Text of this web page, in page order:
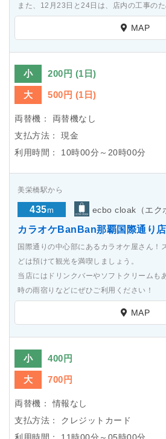
また、12月23日と24日は、店内の工事のた
MAP
小 200円 (1日)
大 500円 (1日)
両替機：
両替機なし
支払方法：
現金
利用時間：
10時00分～20時00分
美栄橋駅から
435m ecbo cloak（エク
カラオケBanBan那覇国際通り店
国際通りの中心部にあるカラオケ屋さん！
どは預けて観光を満喫しましょう。
当店にはドリンクバーやソフトクリームも
時の雨宿りなどにぜひご利用ください！
MAP
小 400円
大 700円
両替機：
情報なし
支払方法：
クレジットカード